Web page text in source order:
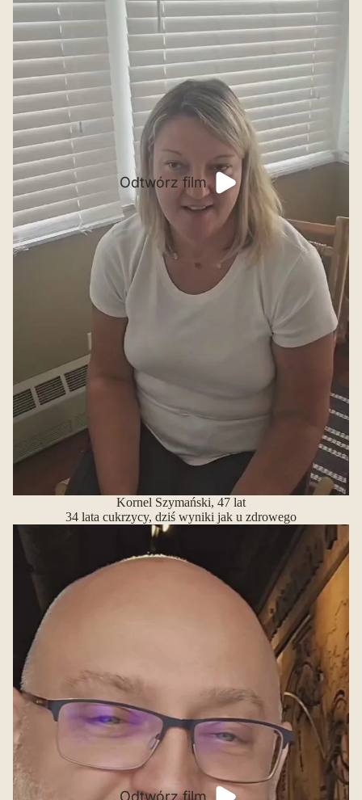
Odtwórz film
Kornel Szymański, 47 lat
34 lata cukrzycy, dziś wyniki jak u zdrowego
Odtwórz film